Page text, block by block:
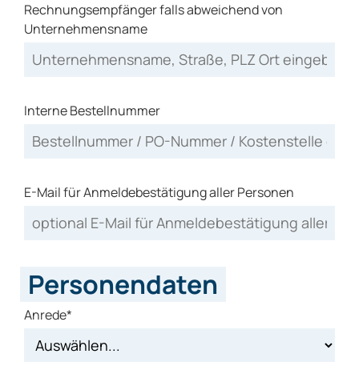
Rechnungsempfänger falls abweichend von
Unternehmensname
Interne Bestellnummer
E-Mail für Anmeldebestätigung aller Personen
Personendaten
Anrede*